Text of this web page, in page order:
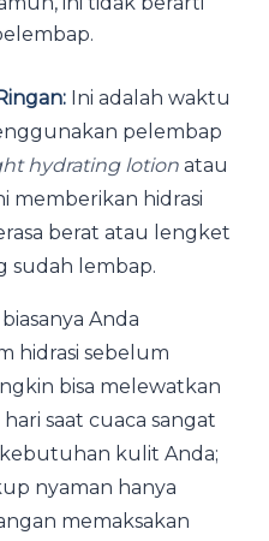
Ini adalah waktu
pelembap
hydrating lotion atau
memberikan hidrasi
berat atau lengket
sudah lembap.
Anda
hidrasi sebelum
bisa melewatkan
saat cuaca sangat
kulit Anda;
nyaman hanya
memaksakan